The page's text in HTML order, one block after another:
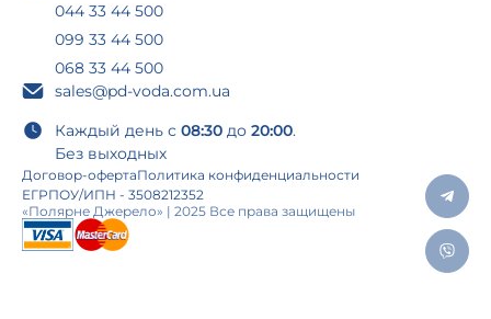
044 33 44 500
099 33 44 500
068 33 44 500
sales@pd-voda.com.ua
Каждый день с 08:30 до 20:00.
Без выходных
«Полярне Джерело» | 2025 Все права защищены
Договор-офертаПолитика конфиденциальности
ЕГРПОУ/ИПН - 3508212352